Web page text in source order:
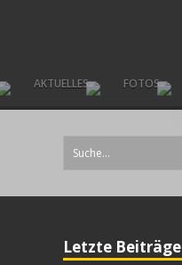
AKTUELLES FOTOS
Letzte Beiträge